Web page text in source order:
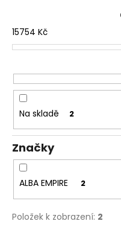
r
o
u
k
ů
15754 Kč
Na skladě 2
Značky
ALBA EMPIRE 2
Položek k zobrazení: 2
?
D
o
o
r
u